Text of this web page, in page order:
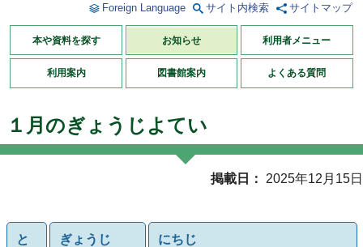
Foreign Language サイト内検索 サイトマップ
本や資料を探す お知らせ 利用者メニュー
利用案内 図書館案内 よくある質問
１月のぎょうじよてい
掲載日 2025年12月15日
と
ぎょうじ にちじ